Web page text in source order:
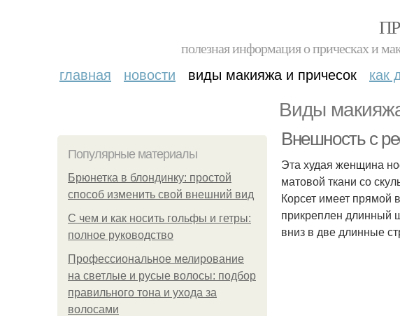
полезная информация о прическах и
главная новости виды макияжа и причесок как
Виды
Популярные материалы
Брюнетка в блондинку: простой
способ изменить свой внешний вид
С чем и как носить гольфы и гетры:
полное руководство
Профессиональное мелирование
на светлые и русые волосы: подбор
правильного тона и ухода за
волосами
Внешность с
Эта худая женщина
матовой ткани со
Корсет имеет прямой
прикреплен длинный
вниз в две длинные